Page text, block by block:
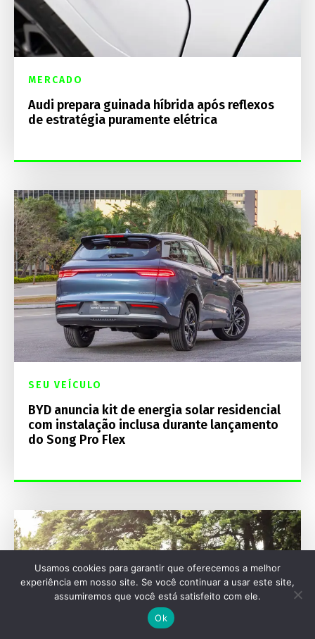
MERCADO
Audi prepara guinada híbrida após reflexos
de estratégia puramente elétrica
SEU VEÍCULO
BYD anuncia kit de energia solar residencial
com instalação inclusa durante lançamento
do Song Pro Flex
Usamos cookies para garantir que oferecemos a melhor
experiência em nosso site. Se você continuar a usar este site,
assumiremos que você está satisfeito com ele.
Ok